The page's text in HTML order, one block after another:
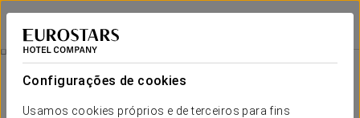
Configurações de cookies
Usamos cookies próprios e de terceiros para fins
Exe Salamanca
SALAMANCA
Salamanca Cultural